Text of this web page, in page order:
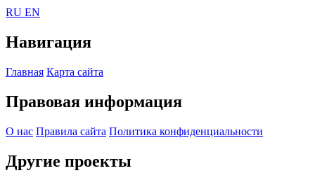
RU EN
Навигация
Главная Карта сайта
Правовая информация
О нас Правила сайта Политика конфиденциальности
Другие проекты